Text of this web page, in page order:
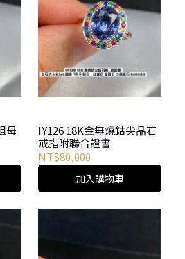
IY126 18K金無燒鈷尖晶石
戒指附聯合證書
NT$80,000
加入購物車